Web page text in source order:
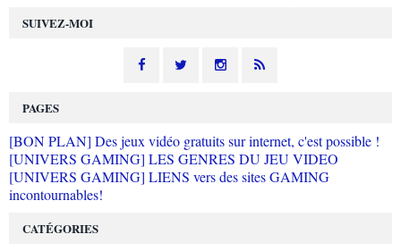
SUIVEZ-MOI
PAGES
[BON PLAN] Des jeux vidéo gratuits sur internet, c'est possible !
[UNIVERS GAMING] LES GENRES DU JEU VIDEO
[UNIVERS GAMING] LIENS vers des sites GAMING
incontournables!
CATÉGORIES